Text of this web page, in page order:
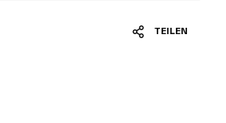
TEILEN